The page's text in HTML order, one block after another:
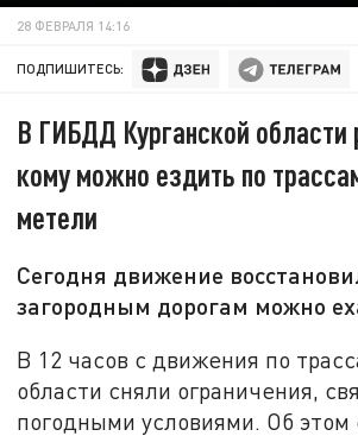
28 ФЕВРАЛЯ 14:16
ПОДПИШИТЕСЬ:
В ГИБДД Курганской области
кому можно ездить по
метели
Сегодня движение
загородным дорогам можно
В 12 часов с движения по
области сняли ограничения,
погодными условиями. Об этом